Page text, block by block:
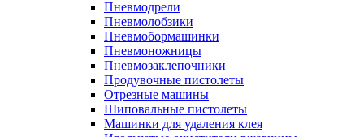
Пневмодрели
Пневмолобзики
Пневмобормашинки
Пневмоножницы
Пневмозаклепочники
Продувочные пистолеты
Отрезные машины
Шиповальные пистолеты
Машинки для удаления клея